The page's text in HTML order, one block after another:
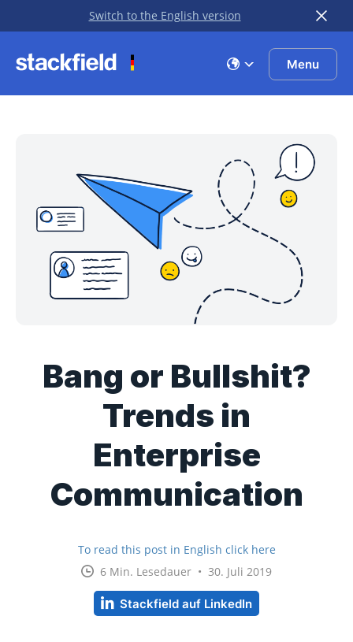
Zu Hauptinhalt springen
Switch to the English version
Menu
Bang or Bullshit?
Trends in
Enterprise
Communication
To read this post in English click here
6 Min. Lesedauer • 30. Juli 2019
Stackfield auf LinkedIn